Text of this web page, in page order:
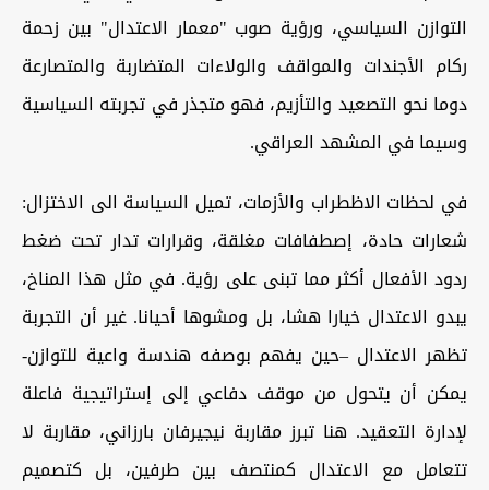
التوازن السیاسي، ورؤیة صوب "معمار الاعتدال" بین زحمة
رکام الأجندات والمواقف والولاءات المتضاربة والمتصارعة
دوما نحو التصعید والتأزیم، فهو متجذر في تجربته السیاسیة
وسیما في المشهد العراقي.
في لحظات الاظطراب والأزمات، تمیل السیاسة الی الاختزال:
شعارات حادة، إصطفافات مغلقة، وقرارات تدار تحت ضغط
ردود الأفعال أکثر مما تبنی علی رؤیة. في مثل هذا المناخ،
یبدو الاعتدال خیارا هشا، بل ومشوها أحیانا. غیر أن التجربة
تظهر الاعتدال –حین یفهم بوصفه هندسة واعیة للتوازن-
یمکن أن یتحول من موقف دفاعي إلی إستراتیجیة فاعلة
لإدارة التعقید. هنا تبرز مقاربة نیجیرفان بارزاني، مقاربة لا
تتعامل مع الاعتدال کمنتصف بین طرفین، بل کتصمیم